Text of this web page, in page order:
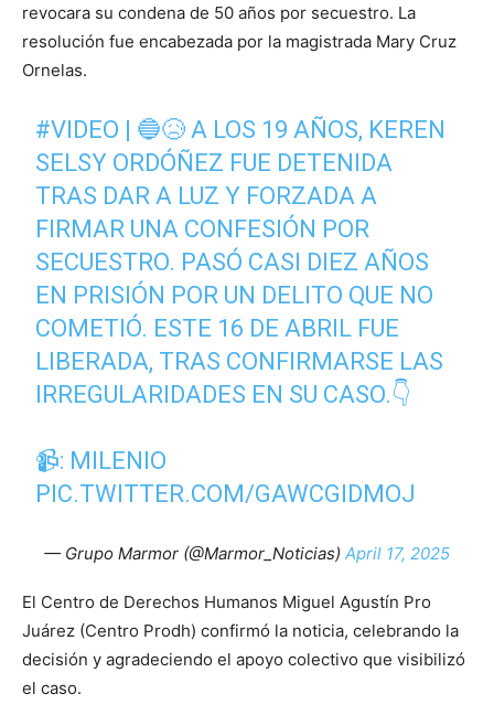
revocara su condena de 50 años por secuestro. La
resolución fue encabezada por la magistrada Mary Cruz
Ornelas.
#VIDEO | 🔵😥 A LOS 19 AÑOS, KEREN
SELSY ORDÓÑEZ FUE DETENIDA
TRAS DAR A LUZ Y FORZADA A
FIRMAR UNA CONFESIÓN POR
SECUESTRO. PASÓ CASI DIEZ AÑOS
EN PRISIÓN POR UN DELITO QUE NO
COMETIÓ. ESTE 16 DE ABRIL FUE
LIBERADA, TRAS CONFIRMARSE LAS
IRREGULARIDADES EN SU CASO.👇
📹: MILENIO
PIC.TWITTER.COM/GAWCGIDMOJ
— Grupo Marmor (@Marmor_Noticias) April 17, 2025
El Centro de Derechos Humanos Miguel Agustín Pro
Juárez (Centro Prodh) confirmó la noticia, celebrando la
decisión y agradeciendo el apoyo colectivo que visibilizó
el caso.